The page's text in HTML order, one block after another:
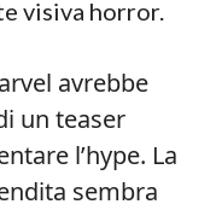
visiva horror.
avrebbe
un teaser
l’hype. La
sembra